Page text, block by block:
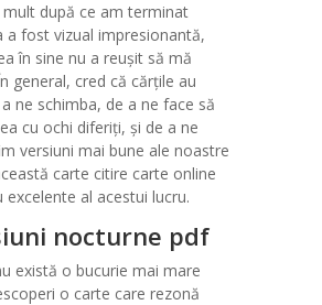
după ce am terminat
a fost vizual impresionantă,
în sine nu a reușit să mă
general, cred că cărțile au
ne schimba, de a ne face să
cu ochi diferiți, și de a ne
versiuni mai bune ale noastre
carte citire carte online
excelente al acestui lucru.
nocturne pdf
există o bucurie mai mare
o carte care rezonă